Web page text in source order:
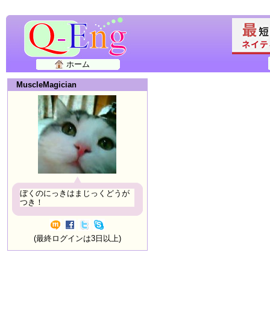
ホーム
MuscleMagician
ぼくのにっきはまじっくどうが
つき！
(最終ログインは3日以上)